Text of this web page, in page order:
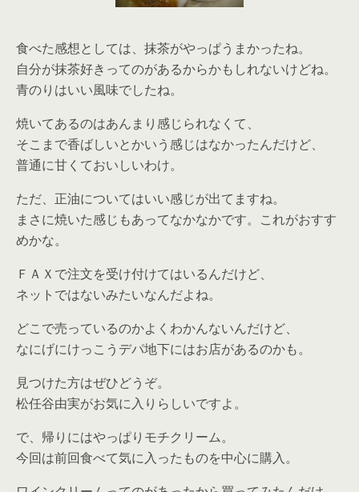
食べた感想としては、抹茶がやっぱうまかったね。
自分が抹茶好きってのがあるからかもしれないけどね。
青のりはいい風味でしたね。
焼いてあるのはあんまり感じられなくて、
そこまで香ばしいとかいう感じはなかったんだけど、
普通に甘くておいしいわけ。
ただ、正油についてはいい感じが出てますね。
まさに焼いた感じもあってなかなかです。これがおすす
めかな。
ＦＡＸで注文を受け付けてはいるんだけど、
ネットではないみたいなんだよね。
どこで売っているのかよくわかんないんだけど、
なにげにけっこうデパ地下にはお店があるのかも。
見つけた方はぜひどうぞ。
松任谷由実がお気に入りらしいですよ。
で、帰りにはやっぱりモチクリーム。
今回は前回食べて気に入ったものを中心に購入。